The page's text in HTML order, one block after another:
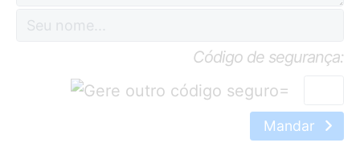
Código de segurança:
=
Mandar